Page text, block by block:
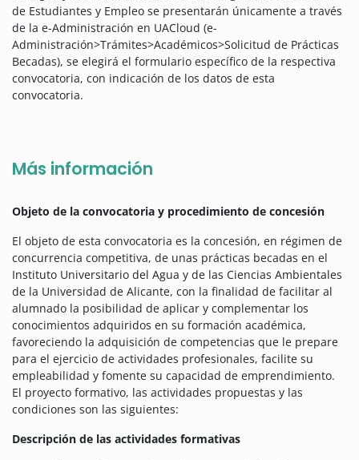
de Estudiantes y Empleo se presentarán únicamente a través
de la e-Administración en UACloud (e-
Administración>Trámites>Académicos>Solicitud de Prácticas
Becadas), se elegirá el formulario específico de la respectiva
convocatoria, con indicación de los datos de esta
convocatoria.
Más información
Objeto de la convocatoria y procedimiento de concesión
El objeto de esta convocatoria es la concesión, en régimen de
concurrencia competitiva, de unas prácticas becadas en el
Instituto Universitario del Agua y de las Ciencias Ambientales
de la Universidad de Alicante, con la finalidad de facilitar al
alumnado la posibilidad de aplicar y complementar los
conocimientos adquiridos en su formación académica,
favoreciendo la adquisición de competencias que le prepare
para el ejercicio de actividades profesionales, facilite su
empleabilidad y fomente su capacidad de emprendimiento.
El proyecto formativo, las actividades propuestas y las
condiciones son las siguientes:
Descripción de las actividades formativas